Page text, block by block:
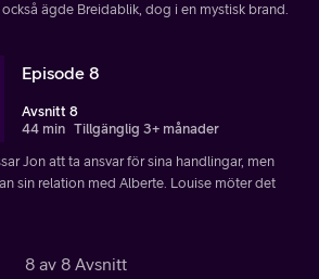
ägde Breidablik, dog i en mystisk brand.
Episode 8
Avsnitt 8
44 min Tillgänglig 3+ månader
Jon att ta ansvar för sina handlingar, men
sin relation med Alberte. Louise möter det
8 av 8 Avsnitt